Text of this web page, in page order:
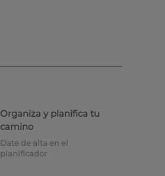
Organiza y planifica tu
camino
Date de alta en el
planificador